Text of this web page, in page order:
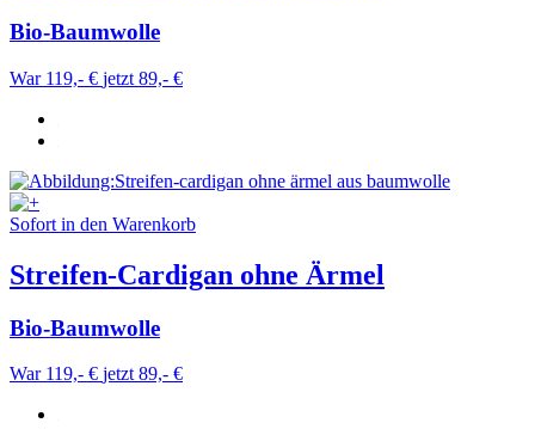
Bio-Baumwolle
War 119,- € jetzt 89,- €
Sofort in den Warenkorb
Streifen-Cardigan ohne Ärmel
Bio-Baumwolle
War 119,- € jetzt 89,- €